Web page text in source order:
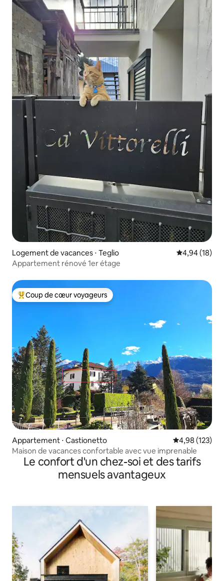
Logement de vacances ⋅ Teglio Évaluation
4,94 (18)
Appartement rénové 1er étage
Coups de cœur voyageurs les plus appréciés
Coup de cœur voyageurs
Appartement ⋅ Castionetto Évaluation
4,98 (123)
Maison de vacances confortable avec vue imprenable
Le confort d'un chez-soi et des tarifs
mensuels avantageux